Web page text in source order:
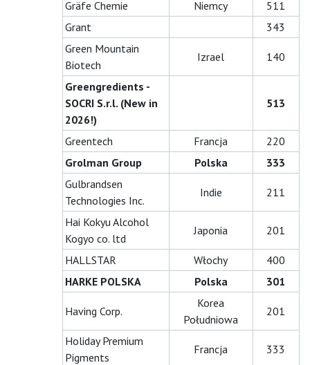
Gräfe Chemie Niemcy
511
Grant
343
Green Mountain
Biotech
Izrael 140
Greengredients -
SOCRI S.r.l. (New in
2026!)
513
Greentech Francja
220
Grolman Group
Polska
333
Gulbrandsen
Technologies Inc.
Indie 211
Hai Kokyu Alcohol
Kogyo co. ltd
Japonia 201
HALLSTAR Włochy
400
HARKE POLSKA
Polska 301
Having Corp.
Korea
Południowa
201
Holiday Premium
Pigments
Francja 333